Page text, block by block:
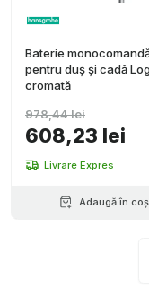
Baterie
pentru duș și cadă
cromată
608,23 lei
978,44 lei
Livrare Expres
Adaugă în coș